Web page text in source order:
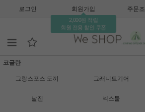
로그인 회원가입
2,000원 적립
회원 전용 할인 쿠폰
주문
코글란
그랑스포스 도끼 그래니트기어
날진 넥스툴